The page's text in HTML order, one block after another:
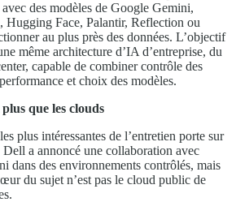
des modèles de Google Gemini,
Face, Palantir, Reflection ou
au plus près des données. L’objectif
même architecture d’IA d’entreprise, du
capable de combiner contrôle des
et choix des modèles.
que les clouds
plus intéressantes de l’entretien porte sur
Dell a annoncé une collaboration avec
dans des environnements contrôlés, mais
du sujet n’est pas le cloud public de